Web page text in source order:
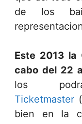
de los
Este 2013 la
cabo del 22
los
Ticketmaster
bien en la